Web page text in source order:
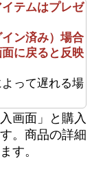
テムはプレゼ
ン済み）場合
に戻ると反映
って遅れる場
画面」と購入
。商品の詳細
す。